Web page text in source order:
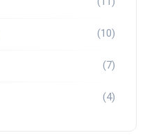
(10)
(7)
(4)